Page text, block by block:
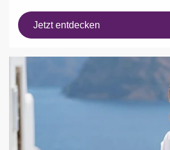
Jetzt entdecken